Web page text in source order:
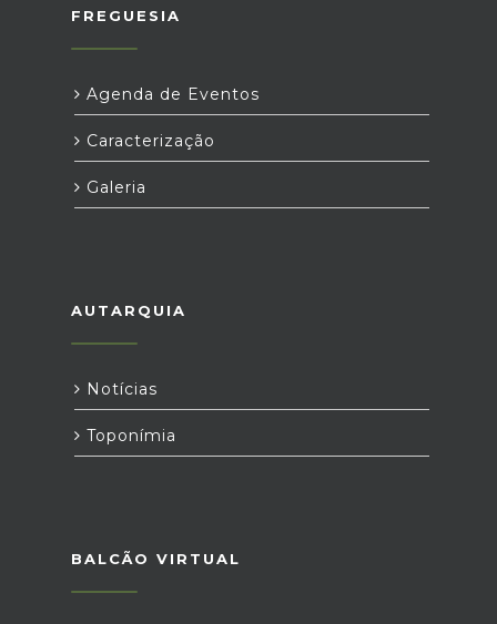
FREGUESIA
Agenda de Eventos
Caracterização
Galeria
AUTARQUIA
Notícias
Toponímia
BALCÃO VIRTUAL